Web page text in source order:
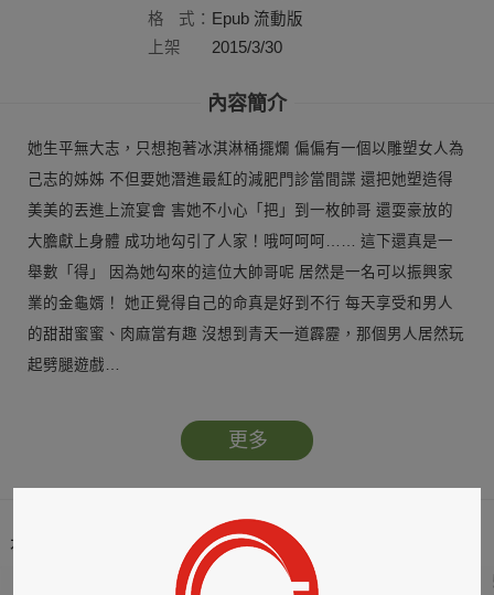
格
式： Epub 流動版
上架
2015/3/30
內容簡介
她生平無大志，只想抱著冰淇淋桶擺爛 偏偏有一個以雕塑女人為
己志的姊姊 不但要她潛進最紅的減肥門診當間諜 還把她塑造得
美美的丟進上流宴會 害她不小心「把」到一枚帥哥 還耍豪放的
大膽獻上身體 成功地勾引了人家！哦呵呵呵…… 這下還真是一
舉數「得」 因為她勾來的這位大帥哥呢 居然是一名可以振興家
業的金龜婿！ 她正覺得自己的命真是好到不行 每天享受和男人
的甜甜蜜蜜、肉麻當有趣 沒想到青天一道霹靂，那個男人居然玩
起劈腿遊戲…
更多
本類暢銷榜
3